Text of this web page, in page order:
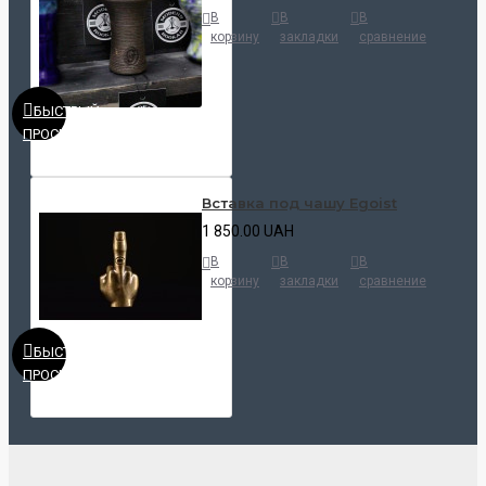
БЫСТРЫЙ
ПРОСМОТР
В
корзину
В
закладки
В
сравнение
БЫСТРЫЙ
ПРОСМОТР
Вставка под чашу Egoist
1 850.00 UAH
В
корзину
В
закладки
В
сравнение